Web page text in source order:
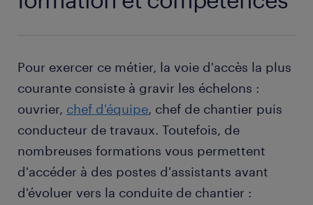
Pour exercer ce métier, la voie d'accès la plus
courante consiste à gravir les échelons :
ouvrier, chef d'équipe, chef de chantier puis
conducteur de travaux. Toutefois, de
nombreuses formations vous permettent
d'accéder à des postes d'assistants avant
d'évoluer vers la conduite de chantier :